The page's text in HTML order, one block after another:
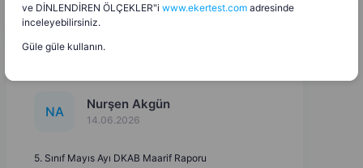
NA Nurşen Akgün
14.06.2026
5. Sınıf Mayıs Ayı DKAB Maarif Raporu
ve DİNLENDİREN ÖLÇEKLER"i www.ekertest.com adresinde
inceleyebilirsiniz.
Güle güle kullanın.